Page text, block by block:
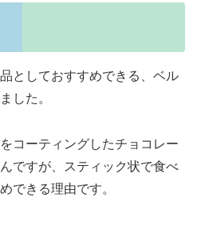
としておすすめできる、ベル
した。
コーティングしたチョコレー
ですが、スティック状で食べ
できる理由です。